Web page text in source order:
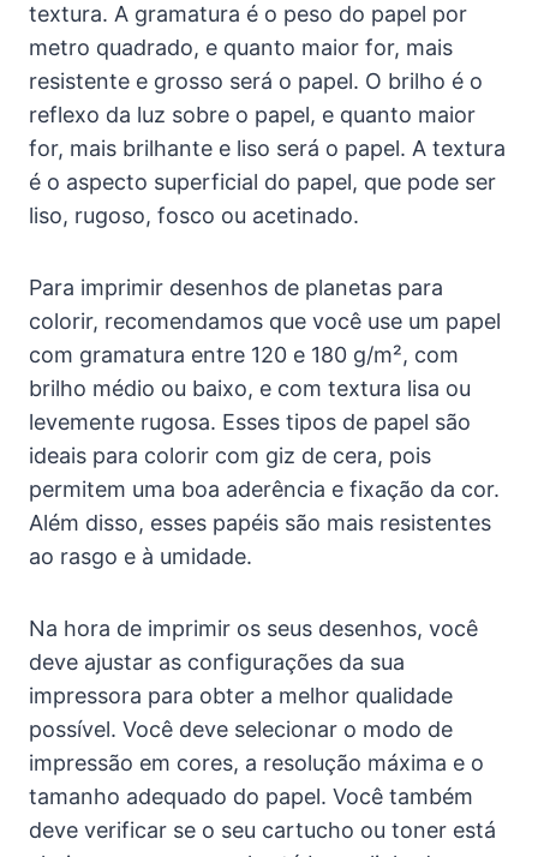
textura. A gramatura é o peso do papel por
metro quadrado, e quanto maior for, mais
resistente e grosso será o papel. O brilho é o
reflexo da luz sobre o papel, e quanto maior
for, mais brilhante e liso será o papel. A textura
é o aspecto superficial do papel, que pode ser
liso, rugoso, fosco ou acetinado.
Para imprimir desenhos de planetas para
colorir, recomendamos que você use um papel
com gramatura entre 120 e 180 g/m², com
brilho médio ou baixo, e com textura lisa ou
levemente rugosa. Esses tipos de papel são
ideais para colorir com giz de cera, pois
permitem uma boa aderência e fixação da cor.
Além disso, esses papéis são mais resistentes
ao rasgo e à umidade.
Na hora de imprimir os seus desenhos, você
deve ajustar as configurações da sua
impressora para obter a melhor qualidade
possível. Você deve selecionar o modo de
impressão em cores, a resolução máxima e o
tamanho adequado do papel. Você também
deve verificar se o seu cartucho ou toner está